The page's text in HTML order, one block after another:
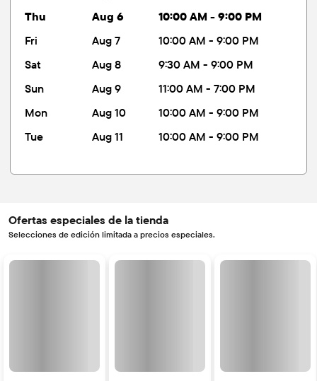
thu
Aug 6
10:00 AM - 9:00 PM
fri
Aug 7
10:00 AM - 9:00 PM
sat
Aug 8
9:30 AM - 9:00 PM
sun
Aug 9
11:00 AM - 7:00 PM
mon
Aug 10
10:00 AM - 9:00 PM
tue
Aug 11 10:00 AM - 9:00 PM
Ofertas especiales de la tienda
Selecciones de edición limitada a precios especiales.